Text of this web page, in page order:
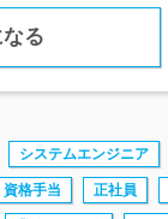
る
システムエンジニア
資格手当 正社員